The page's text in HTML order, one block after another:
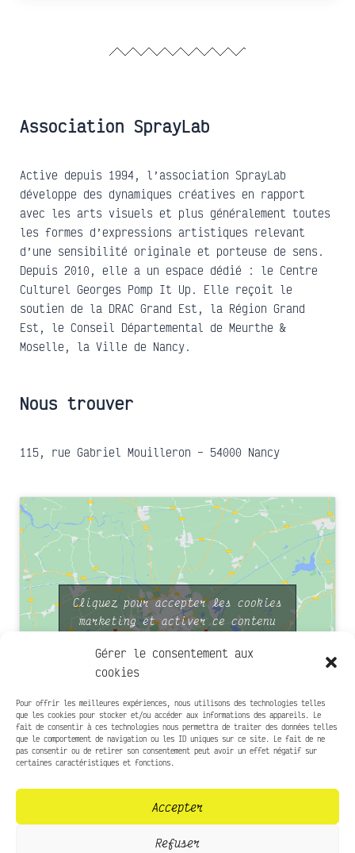
Gérer le consentement aux
cookies
Pour offrir les meilleures expériences, nous utilisons des technologies telles
que les cookies pour stocker et/ou accéder aux informations des appareils. Le
fait de consentir à ces technologies nous permettra de traiter des données telles
que le comportement de navigation ou les ID uniques sur ce site. Le fait de ne
pas consentir ou de retirer son consentement peut avoir un effet négatif sur
certaines caractéristiques et fonctions.
Accepter
Refuser
Association SprayLab
Active depuis 1994, l’association SprayLab
développe des dynamiques créatives en rapport
avec les arts visuels et plus généralement toutes
les formes d’expressions artistiques relevant
d’une sensibilité originale et porteuse de sens.
Depuis 2010, elle a un espace dédié : le Centre
Culturel Georges Pomp It Up. Elle reçoit le
soutien de la DRAC Grand Est, la Région Grand
Est, le Conseil Départemental de Meurthe &
Moselle, la Ville de Nancy.
Nous trouver
115, rue Gabriel Mouilleron – 54000 Nancy
Cliquez pour accepter les cookies
marketing et activer ce contenu
Infos pratiques